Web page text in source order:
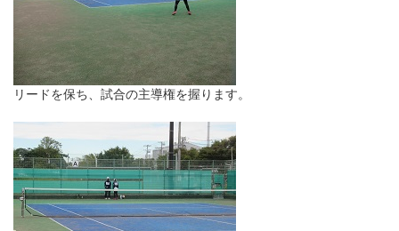
リードを保ち、試合の主導権を握ります。